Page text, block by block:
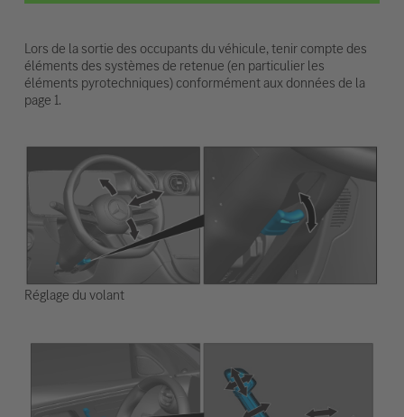
Lors de la sortie des occupants du véhicule, tenir compte des
éléments des systèmes de retenue (en particulier les
éléments pyrotechniques) conformément aux données de la
page 1.
Réglage du volant